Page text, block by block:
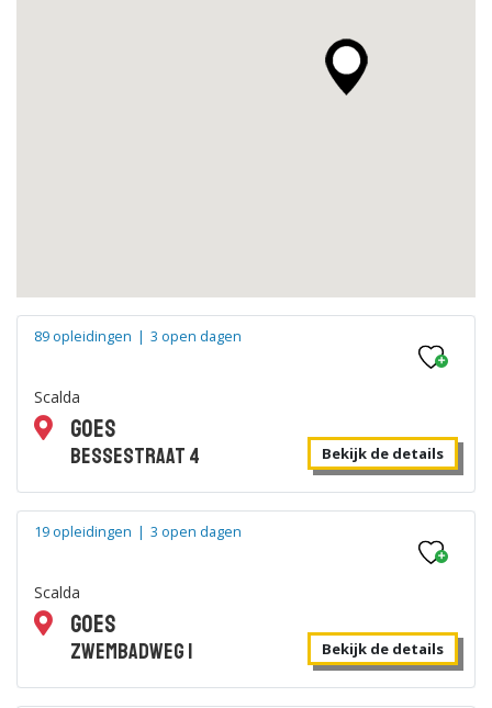
89 opleidingen | 3 open dagen
Scalda
Goes
Bessestraat 4 Bekijk de details
19 opleidingen | 3 open dagen
Scalda
Goes
Zwembadweg 1 Bekijk de details